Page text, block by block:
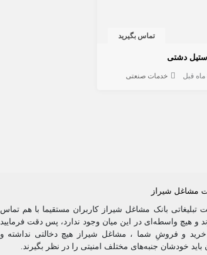
تماس بگیرید
دشتی
خدمات صنعتی
تبلیغاتی بانک مشاغل شیراز کاربران مستقیما با هم تماس
و هیچ واسطه‌ای در این میان وجود ندارد، پس دقت فرمایید
و فروشِ شما ، مشاغل شیراز هیچ دخالتی نداشته و
باید خودشان جنبه‌های مختلف امنیتی را در نظر بگیرند.